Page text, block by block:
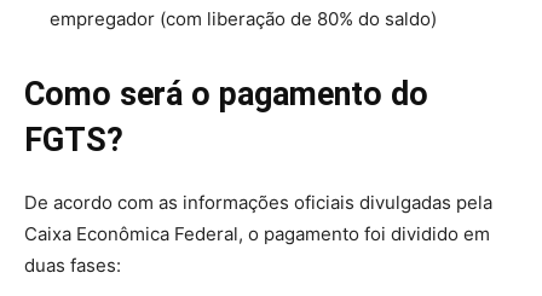
empregador (com liberação de 80% do saldo)
Como será o pagamento do
FGTS?
De acordo com as informações oficiais divulgadas pela
Caixa Econômica Federal, o pagamento foi dividido em
duas fases: